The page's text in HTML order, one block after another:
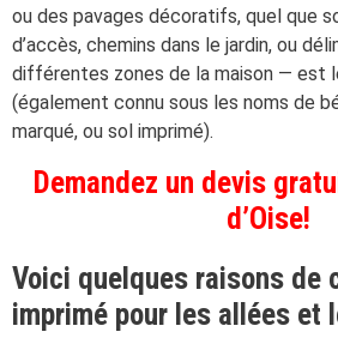
ou des pavages décoratifs, quel que
d’accès, chemins dans le jardin, ou
différentes zones de la maison — est
(également connu sous les noms de
marqué, ou sol imprimé).
Demandez un devis
d’Oise!
Voici quelques raisons de
imprimé pour les allées et